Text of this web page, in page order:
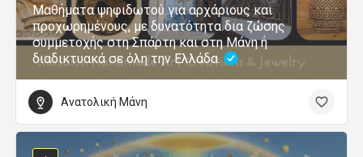
Μαθήματα ψηφιδωτού για αρχάριους και
προχωρημένους, με δυνατότητα δια ζώσης
συμμετοχής στη Σπάρτη και στη Μάνη ή
διαδικτυακά σε όλη την Ελλάδα.
Ανατολική Μάνη